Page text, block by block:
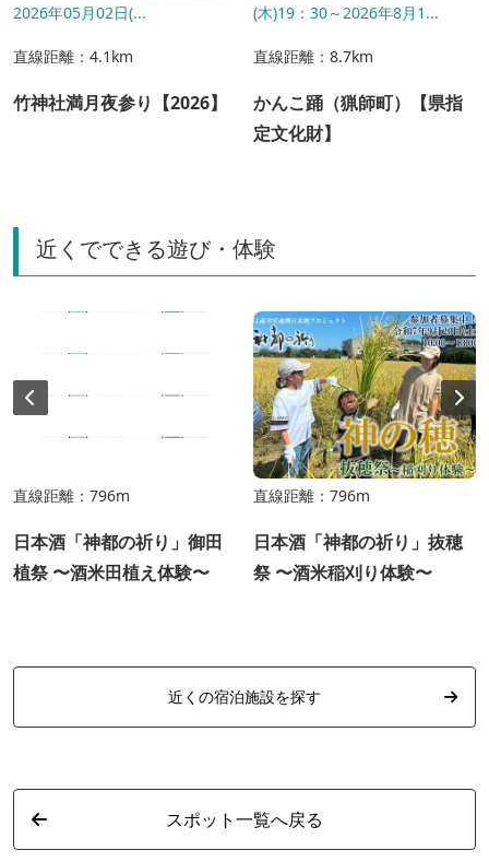
2026年05月02日(...
直線距離：4.1km
竹神社満月夜参り【2026】
(木)19：30～2026年8月1...
直線距離：8.7km
かんこ踊（猟師町）【県指
定文化財】
近くでできる遊び・体験
直線距離：796m
日本酒「神都の祈り」御田
植祭 〜酒米田植え体験〜
直線距離：796m
日本酒「神都の祈り」抜穂
祭 〜酒米稲刈り体験〜
近くの宿泊施設を探す
スポット一覧へ戻る